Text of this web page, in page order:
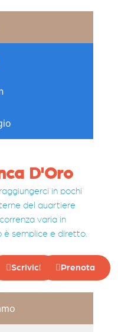
D'Oro
in pochi
del quartiere
varia in
semplice e diretto.
Scrivici Prenota